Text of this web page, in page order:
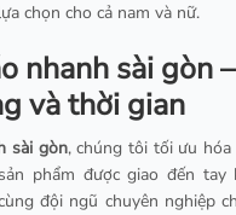
chọn cho cả nam và nữ.
nhanh sài gòn
và thời gian
sài gòn, chúng tôi tối ưu
phẩm được giao đến tay
đội ngũ chuyên nghiệp